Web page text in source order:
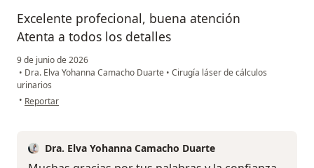
Excelente profecional, buena atención
Atenta a todos los detalles
9 de junio de 2026
• Dra. Elva Yohanna Camacho Duarte • Cirugía láser de cálculos
urinarios
• en opinión del usuario Nelson
Reportar
Dra. Elva Yohanna Camacho Duarte